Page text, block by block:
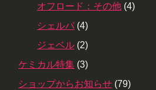
オフロード：その他 (4)
シェルパ (4)
ジェベル (2)
ケミカル特集 (3)
ショップからお知らせ (79)